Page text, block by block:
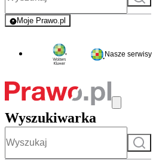
Moje Prawo.pl
- rejestracja i logowanie do serwisu
Nasze serwisy
Wyszukiwarka
Szukaj